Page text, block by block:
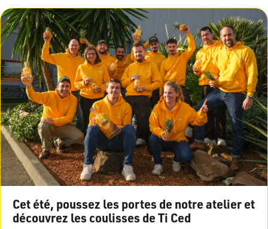
Cet été, poussez les portes de notre atelier et
découvrez les coulisses de Ti Ced